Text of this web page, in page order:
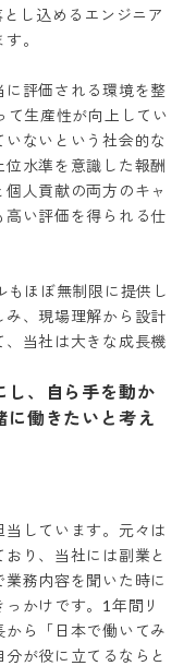
し込めるエンジニア
。
評価される環境を整
て生産性が向上してい
ないという社会的な
水準を意識した報酬
人貢献の両方のキャ
高い評価を得られる仕
ほぼ無制限に提供し
み、現場理解から設計
、当社は大きな成長機
し、自ら手を動か
に働きたいと考え
しています。元々は
り、当社には副業と
務内容を聞いた時に
かけです。1年間リ
ら「日本で働いてみ
が役に立てるならと